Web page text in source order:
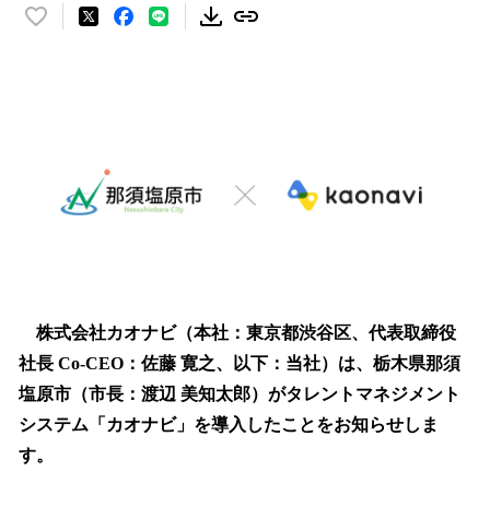
い
株式会社カオナビ（本社：東京都渋谷区、代表取締役
社長 Co-CEO：佐藤 寛之、以下：当社）は、栃木県那須
塩原市（市長：渡辺 美知太郎）がタレントマネジメント
システム「カオナビ」を導入したことをお知らせしま
す。